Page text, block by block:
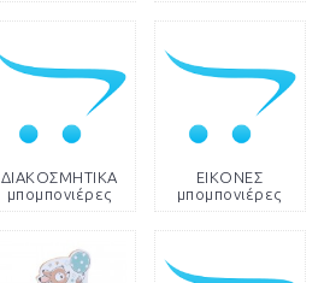
ΔΙΑΚΟΣΜΗΤΙΚΑ
μπομπονιέρες
ΕΙΚΟΝΕΣ
μπομπονιέρες